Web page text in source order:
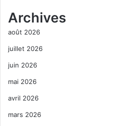
Archives
août 2026
juillet 2026
juin 2026
mai 2026
avril 2026
mars 2026